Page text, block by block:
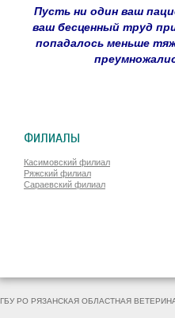
Пусть ни один ваш
ваш бесценный труд
попадалось меньше
ФИЛИАЛЫ
Касимовский филиал
Ряжский филиал
Сараевский филиал
ГБУ РО РЯЗАНСКАЯ ОБЛАСТНАЯ